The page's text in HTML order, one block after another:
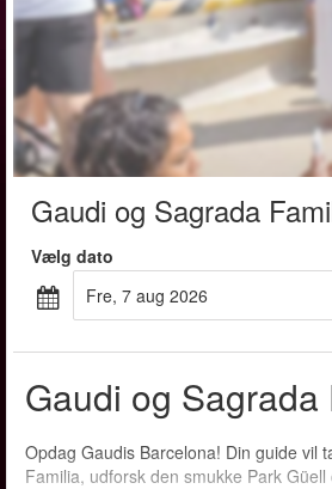
Gaudi og Sagrada
Vælg dato
fre, 7 aug 2026
Gaudi og
Opdag Gaudis Barcelona! Din guide vil
Familia, udforsk den smukke Park